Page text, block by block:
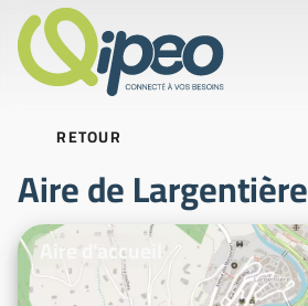
RETOUR
Aire de Largentière
Photos d'illustration
Aire d'accueil